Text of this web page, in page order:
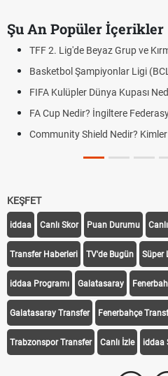
Şu An Popüler İçerikler
TFF 2. Lig'de Beyaz Grup ve
Basketbol Şampiyonlar Ligi
FIFA Kulüpler Dünya Kupası
FA Cup Nedir? İngiltere
Community Shield Nedir? Kimler
KEŞFET
iddaa Canlı Skor Puan Durumu
Transfer Haberleri TV'de Bugün Süper
iddaa Programı Galatasaray
Galatasaray Transfer Fenerbahçe
Canlı İzle iddaa